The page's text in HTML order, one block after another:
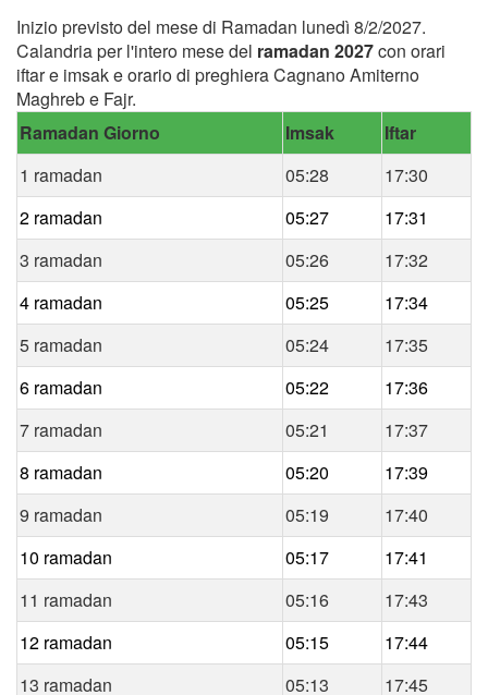
Inizio previsto del mese di Ramadan lunedì 8/2/2027.
Calandria per l'intero mese del ramadan 2027con orari
iftar e imsak e orario di preghiera Cagnano Amiterno
Maghreb e Fajr.
Ramadan Giorno
Imsak
Iftar
1 ramadan
05:28
17:30
2 ramadan
05:27
17:31
3 ramadan
05:26
17:32
4 ramadan
05:25
17:34
5 ramadan
05:24
17:35
6 ramadan
05:22
17:36
7 ramadan
05:21
17:37
8 ramadan
05:20
17:39
9 ramadan
05:19
17:40
10 ramadan
05:17
17:41
11 ramadan
05:16
17:43
12 ramadan
05:15
17:44
13 ramadan
05:13 17:45